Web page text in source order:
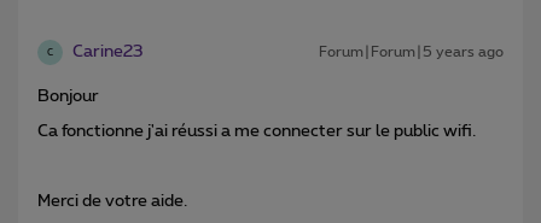
C Carine23 Forum|Forum|5 years ago
Bonjour
Ca fonctionne j'ai réussi a me connecter sur le public wifi.
Merci de votre aide.